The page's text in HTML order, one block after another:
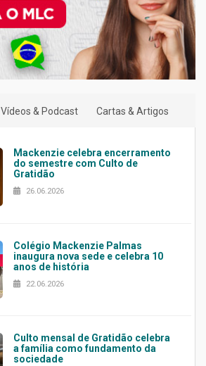
Vídeos & Podcast Cartas & Artigos
Mackenzie celebra encerramento
do semestre com Culto de
Gratidão
26.06.2026
Colégio Mackenzie Palmas
inaugura nova sede e celebra 10
anos de história
22.06.2026
Culto mensal de Gratidão celebra
a família como fundamento da
sociedade